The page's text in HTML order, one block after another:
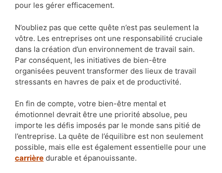
pour les gérer efficacement.
N’oubliez pas que cette quête n’est pas seulement la
vôtre. Les entreprises ont une responsabilité cruciale
dans la création d’un environnement de travail sain.
Par conséquent, les initiatives de bien-être
organisées peuvent transformer des lieux de travail
stressants en havres de paix et de productivité.
En fin de compte, votre bien-être mental et
émotionnel devrait être une priorité absolue, peu
importe les défis imposés par le monde sans pitié de
l’entreprise. La quête de l’équilibre est non seulement
possible, mais elle est également essentielle pour une
carrière durable et épanouissante.